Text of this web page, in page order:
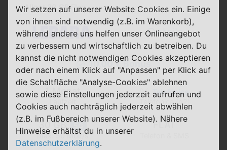
Allnet 30 GB Flex
Details
10,00 € Bonus
1 Monat
Laufzeit Telefónica (o2)
30 GB
max. 50 Mbit/s
FLAT
Wir setzen auf unserer Website Cookies ein. Einige
von ihnen sind notwendig (z.B. im Warenkorb),
während andere uns helfen unser Onlineangebot
zu verbessern und wirtschaftlich zu betreiben. Du
kannst die nicht notwendigen Cookies akzeptieren
oder nach einem Klick auf "Anpassen" per Klick auf
die Schaltfläche "Analyse-Cookies" ablehnen
sowie diese Einstellungen jederzeit aufrufen und
Cookies auch nachträglich jederzeit abwählen
(z.B. im Fußbereich unserer Website). Nähere
Hinweise erhältst du in unserer
Datenschutzerklärung.